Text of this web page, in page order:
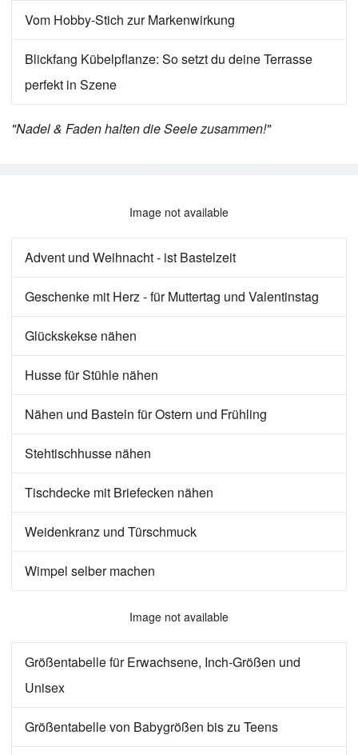
Vom Hobby-Stich zur Markenwirkung
Blickfang Kübelpflanze: So setzt du deine Terrasse
perfekt in Szene
"Nadel & Faden halten die Seele zusammen!"
Image not available
Advent und Weihnacht - ist Bastelzeit
Geschenke mit Herz - für Muttertag und Valentinstag
Glückskekse nähen
Husse für Stühle nähen
Nähen und Basteln für Ostern und Frühling
Stehtischhusse nähen
Tischdecke mit Briefecken nähen
Weidenkranz und Türschmuck
Wimpel selber machen
Image not available
Größentabelle für Erwachsene, Inch-Größen und
Unisex
Größentabelle von Babygrößen bis zu Teens